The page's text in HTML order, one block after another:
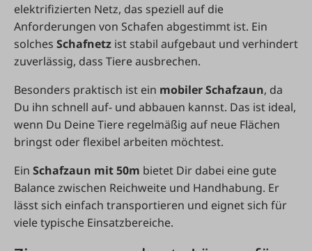
elektrifizierten Netz, das speziell auf die
Anforderungen von Schafen abgestimmt ist. Ein
solches Schafnetz ist stabil aufgebaut und verhindert
zuverlässig, dass Tiere ausbrechen.
Besonders praktisch ist ein mobiler Schafzaun, da
Du ihn schnell auf- und abbauen kannst. Das ist ideal,
wenn Du Deine Tiere regelmäßig auf neue Flächen
bringst oder flexibel arbeiten möchtest.
Ein Schafzaun mit 50m bietet Dir dabei eine gute
Balance zwischen Reichweite und Handhabung. Er
lässt sich einfach transportieren und eignet sich für
viele typische Einsatzbereiche.